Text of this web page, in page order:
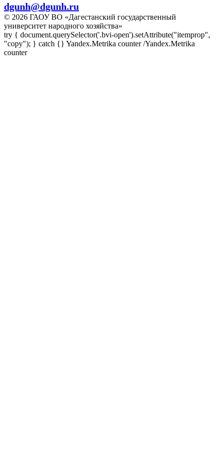
dgunh@dgunh.ru
© 2026 ГАОУ ВО «Дагестанский государственный
университет народного хозяйства»
try { document.querySelector('.bvi-open').setAttribute("itemprop",
"copy"); } catch {} Yandex.Metrika counter/Yandex.Metrika
counter